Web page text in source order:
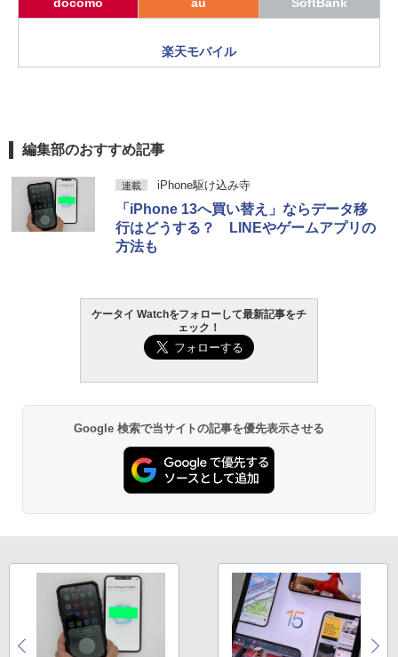
docomo au SoftBank
楽天モバイル
編集部のおすすめ記事
連載 iPhone駆け込み寺
「iPhone 13へ買い替え」ならデータ移
行はどうする？ LINEやゲームアプリの
方法も
ケータイ Watchをフォローして最新記事をチ
ェック！
Google 検索で当サイトの記事を優先表示させる